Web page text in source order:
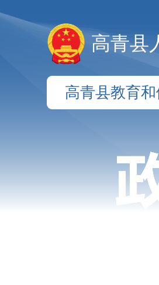
高青县
高青县教育